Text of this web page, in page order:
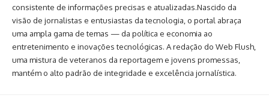
consistente de informações precisas e atualizadas.Nascido da
visão de jornalistas e entusiastas da tecnologia, o portal abraça
uma ampla gama de temas — da política e economia ao
entretenimento e inovações tecnológicas. A redação do Web Flush,
uma mistura de veteranos da reportagem e jovens promessas,
mantém o alto padrão de integridade e excelência jornalística.